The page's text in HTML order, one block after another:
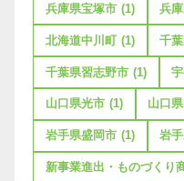
兵庫県宝塚市 (1) 兵
北海道中川町 (1) 千
千葉県習志野市 (1)
山口県光市 (1) 山口
岩手県盛岡市 (1) 岩
新事業進出・ものづくり